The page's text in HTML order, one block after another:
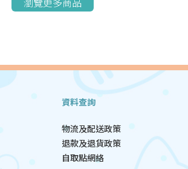
資料查詢
物流及配送政策
退款及退貨政策
自取點網絡